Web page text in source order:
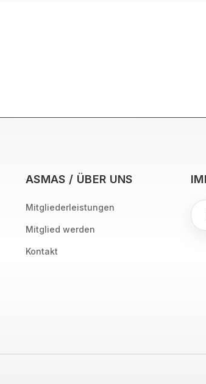
ASMAS / ÜBER UNS
Mitgliederleistungen
Mitglied werden
Kontakt